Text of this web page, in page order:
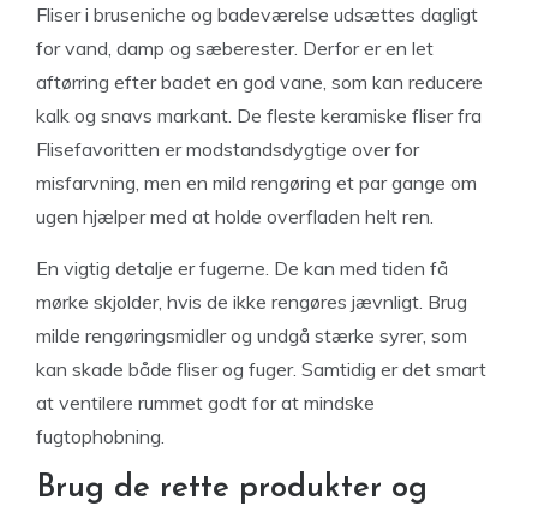
Fliser i bruseniche og badeværelse udsættes dagligt
for vand, damp og sæberester. Derfor er en let
aftørring efter badet en god vane, som kan reducere
kalk og snavs markant. De fleste keramiske fliser fra
Flisefavoritten er modstandsdygtige over for
misfarvning, men en mild rengøring et par gange om
ugen hjælper med at holde overfladen helt ren.
En vigtig detalje er fugerne. De kan med tiden få
mørke skjolder, hvis de ikke rengøres jævnligt. Brug
milde rengøringsmidler og undgå stærke syrer, som
kan skade både fliser og fuger. Samtidig er det smart
at ventilere rummet godt for at mindske
fugtophobning.
Brug de rette produkter og